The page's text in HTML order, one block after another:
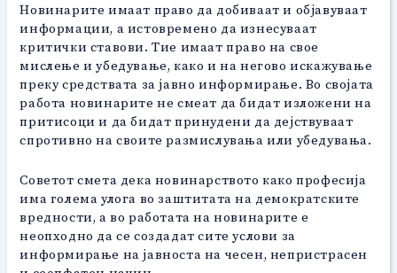
Новинарите имаат право да добиваат и објавуваат
информации, а истовремено да изнесуваат
критички ставови. Тие имаат право на свое
мислење и убедување, како и на негово искажување
преку средствата за јавно информирање. Во својата
работа новинарите не смеат да бидат изложени на
притисоци и да бидат принудени да дејствуваат
спротивно на своите размислувања или убедувања.
Советот смета дека новинарството како професија
има голема улога во заштитата на демократските
вредности, а во работата на новинарите е
неопходно да се создадат сите услови за
информирање на јавноста на чесен, непристрасен